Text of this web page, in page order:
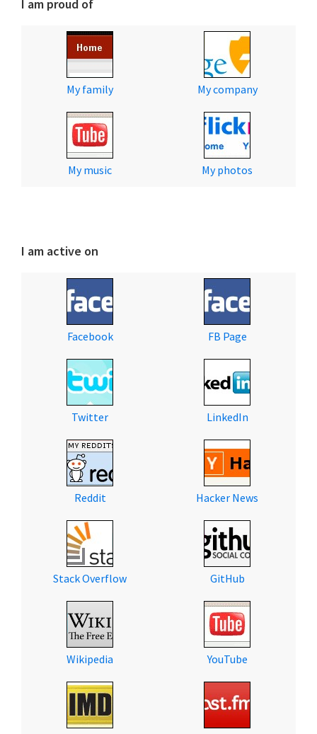
I am proud of
My family My company
My music My photos
I am active on
Facebook FB Page
Twitter LinkedIn
Reddit Hacker News
Stack Overflow GitHub
Wikipedia YouTube